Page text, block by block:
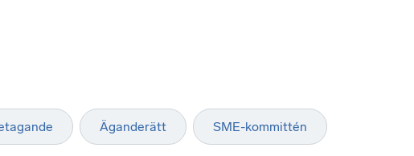
Äganderätt SME-kommittén